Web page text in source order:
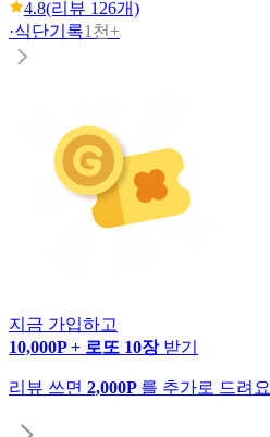
4.8(리뷰 126개)
·식단기록1천+
지금 가입하고
10,000P + 로또 10장 받기
리뷰 쓰면 2,000P 를 추가로 드려요